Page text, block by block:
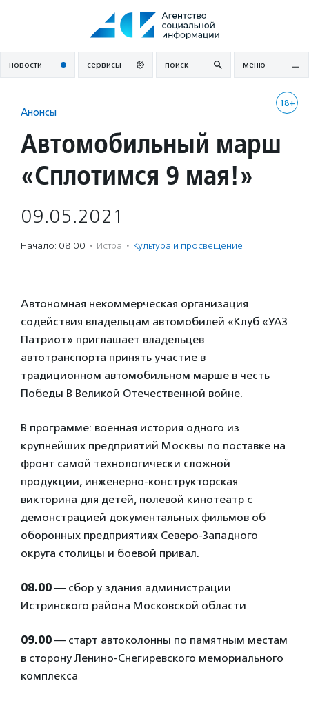
новости сервисы поиск меню
18+
Анонсы
Автомобильный марш
«Сплотимся 9 мая!»
09.05.2021
Начало: 08:00 · Истра · Культура и просвещение
Автономная некоммерческая организация
содействия владельцам автомобилей «Клуб «УАЗ
Патриот» приглашает владельцев
автотранспорта принять участие в
традиционном автомобильном марше в честь
Победы В Великой Отечественной войне.
В программе: военная история одного из
крупнейших предприятий Москвы по поставке на
фронт самой технологически сложной
продукции, инженерно-конструкторская
викторина для детей, полевой кинотеатр с
демонстрацией документальных фильмов об
оборонных предприятиях Северо-Западного
округа столицы и боевой привал.
08.00 — сбор у здания администрации
Истринского района Московской области
09.00 — старт автоколонны по памятным местам
в сторону Ленино-Снегиревского мемориального
комплекса